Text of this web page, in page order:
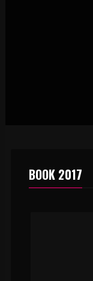
BOOK 2017